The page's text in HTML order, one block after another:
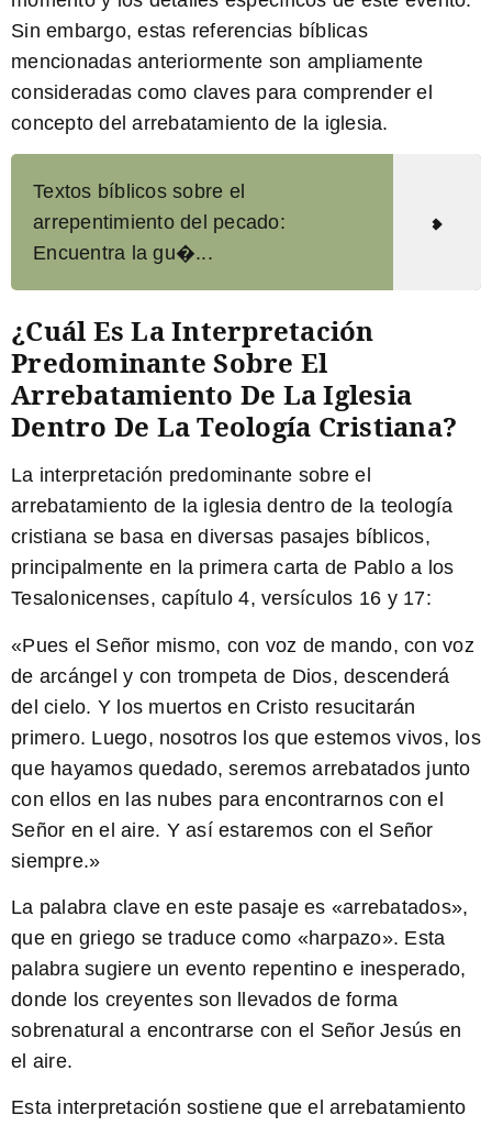
Sin embargo, estas referencias bíblicas
mencionadas anteriormente son ampliamente
consideradas como claves para comprender el
concepto del arrebatamiento de la iglesia.
Textos bíblicos sobre el
arrepentimiento del pecado:
Encuentra la gu�...
¿Cuál Es La Interpretación
Predominante Sobre El
Arrebatamiento De La Iglesia
Dentro De La Teología Cristiana?
La interpretación predominante sobre el
arrebatamiento de la iglesia dentro de la teología
cristiana se basa en diversas pasajes bíblicos,
principalmente en la primera carta de Pablo a los
Tesalonicenses, capítulo 4, versículos 16 y 17:
«Pues el Señor mismo, con voz de mando, con voz
de arcángel y con trompeta de Dios, descenderá
del cielo. Y los muertos en Cristo resucitarán
primero. Luego, nosotros los que estemos vivos, los
que hayamos quedado, seremos arrebatados junto
con ellos en las nubes para encontrarnos con el
Señor en el aire. Y así estaremos con el Señor
siempre.»
La palabra clave en este pasaje es «arrebatados»,
que en griego se traduce como «harpazo». Esta
palabra sugiere un evento repentino e inesperado,
donde los creyentes son llevados de forma
sobrenatural a encontrarse con el Señor Jesús en
el aire.
Esta interpretación sostiene que el arrebatamiento